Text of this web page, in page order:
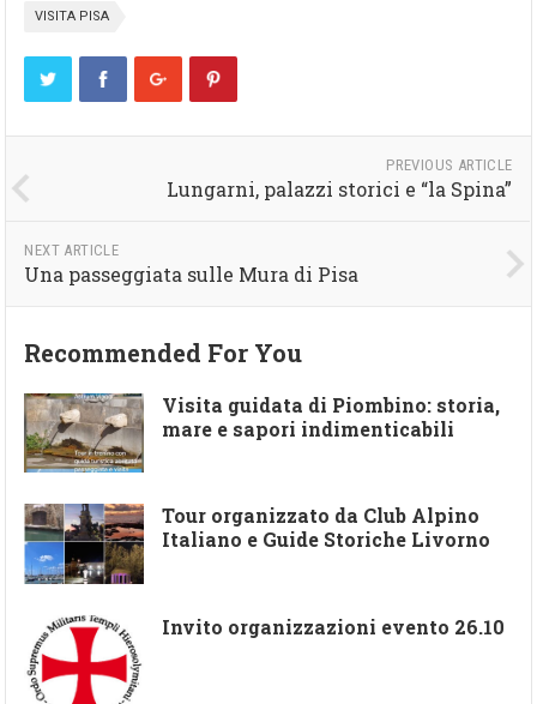
VISITA PISA
PREVIOUS ARTICLE
Lungarni, palazzi storici e “la Spina”
NEXT ARTICLE
Una passeggiata sulle Mura di Pisa
Recommended For You
Visita guidata di Piombino: storia,
mare e sapori indimenticabili
Tour organizzato da Club Alpino
Italiano e Guide Storiche Livorno
Invito organizzazioni evento 26.10